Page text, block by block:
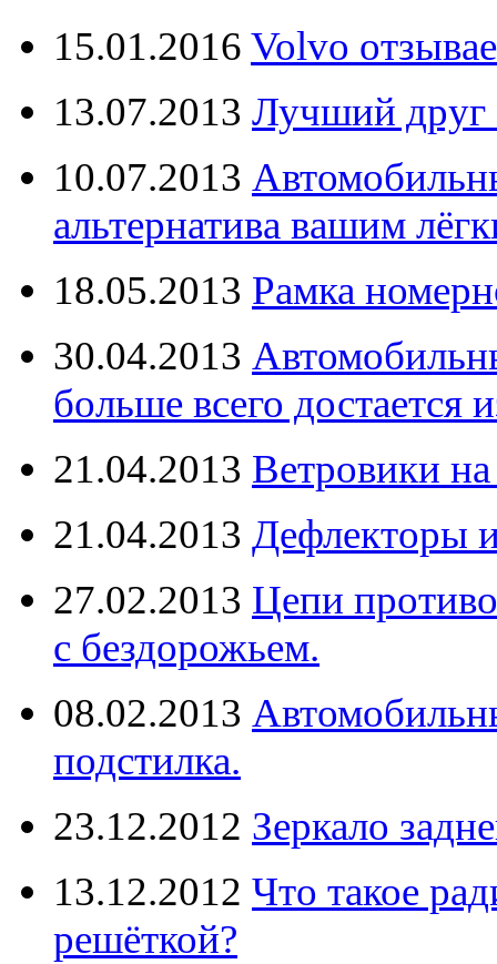
15.01.2016 Volvo
13.07.2013 Лучший друг
10.07.2013
альтернатива вашим
18.05.2013 Рамка
30.04.2013
больше всего достается
21.04.2013 Ветровики
21.04.2013 Дефлекторы
27.02.2013 Цепи
с бездорожьем.
08.02.2013
подстилка.
23.12.2012 Зеркало
13.12.2012 Что такое
решёткой?